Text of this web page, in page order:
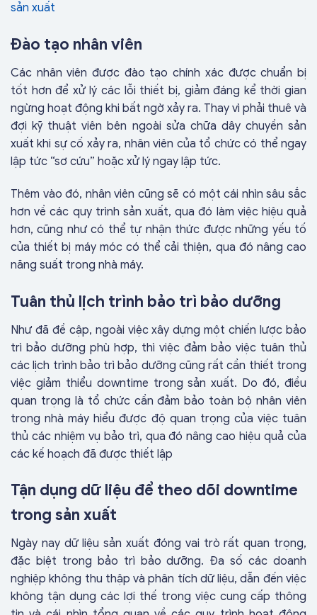
sản xuất
Đào tạo nhân viên
Các nhân viên được đào tạo chính xác được chuẩn bị
tốt hơn để xử lý các lỗi thiết bị, giảm đáng kể thời gian
ngừng hoạt động khi bất ngờ xảy ra. Thay vì phải thuê và
đợi kỹ thuật viên bên ngoài sửa chữa dây chuyền sản
xuất khi sự cố xảy ra, nhân viên của tổ chức có thể ngay
lập tức “sơ cứu” hoặc xử lý ngay lập tức.
Thêm vào đó, nhân viên cũng sẽ có một cái nhìn sâu sắc
hơn về các quy trình sản xuất, qua đó làm việc hiệu quả
hơn, cũng như có thể tự nhận thức được những yếu tố
của thiết bị máy móc có thể cải thiện, qua đó nâng cao
năng suất trong nhà máy.
Tuân thủ lịch trình bảo trì bảo dưỡng
Như đã đề cập, ngoài việc xây dựng một chiến lược bảo
trì bảo dưỡng phù hợp, thì việc đảm bảo việc tuân thủ
các lịch trình bảo trì bảo dưỡng cũng rất cần thiết trong
việc giảm thiểu downtime trong sản xuất. Do đó, điều
quan trọng là tổ chức cần đảm bảo toàn bộ nhân viên
trong nhà máy hiểu được độ quan trọng của việc tuân
thủ các nhiệm vụ bảo trì, qua đó nâng cao hiệu quả của
các kế hoạch đã được thiết lập
Tận dụng dữ liệu để theo dõi downtime
trong sản xuất
Ngày nay dữ liệu sản xuất đóng vai trò rất quan trọng,
đặc biệt trong bảo trì bảo dưỡng. Đa số các doanh
nghiệp không thu thập và phân tích dữ liệu, dẫn đến việc
không tận dụng các lợi thế trong việc cung cấp thông